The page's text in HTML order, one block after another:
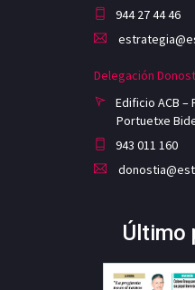
944 27 44 46
Delegación
Edificio ACB –
Portuetxe
943 011 160
Último